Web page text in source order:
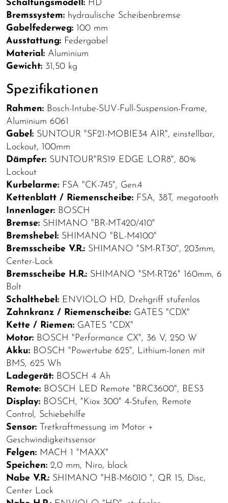
Schaltungsmodell: HD
Bremssystem: hydraulische Scheibenbremse
Gabelfederweg: 100 mm
Ausstattung: Federgabel
Material: Aluminium
Gewicht: 31,50 kg
Spezifikationen
Rahmen: Bosch-Intube-SUV-Full-Suspension-Frame,
Aluminium 6061
Gabel: SUNTOUR "SF21-MOBIE34 AIR", einstellbar,
Lockout, 100mm
Dämpfer: SUNTOUR"RS19 EDGE LOR8", 80%
Lockout
Kurbelarme: FSA "CK-745", Gen.4
Kettenblatt / Riemenscheibe: FSA, 38T, megatooth
Innenlager: BOSCH
Bremse: SHIMANO "BR-MT420/410"
Bremshebel: SHIMANO "BL-M4100"
Bremsscheibe V.R.: SHIMANO "SM-RT30", 203mm,
Center-Lock
Bremsscheibe H.R.: SHIMANO "SM-RT26" 160mm, 6
Bolt
Schalthebel: ENVIOLO HD, Drehgriff stufenlos
Zahnkranz / Riemenscheibe: GATES "CDX"
Kette / Riemen: GATES "CDX"
Motor: BOSCH "Performance CX", 36 V, 250 W
Akku: BOSCH "Powertube 625", Lithium-Ionen mit
BMS, 625 Wh
Ladegerät: BOSCH 4 Ah
Remote: BOSCH LED Remote "BRC3600", BES3
Display: BOSCH, "Kiox 300" 4-Stufen, Remote
Control, Schiebehilfe
Sensor: Tretkraftmessung im Motor +
Geschwindigkeitssensor
Felgen: MACH 1 "MAXX"
Speichen: 2,0 mm, Niro, black
Nabe V.R.: SHIMANO "HB-M6010 ", QR 15, Disc,
Center Lock